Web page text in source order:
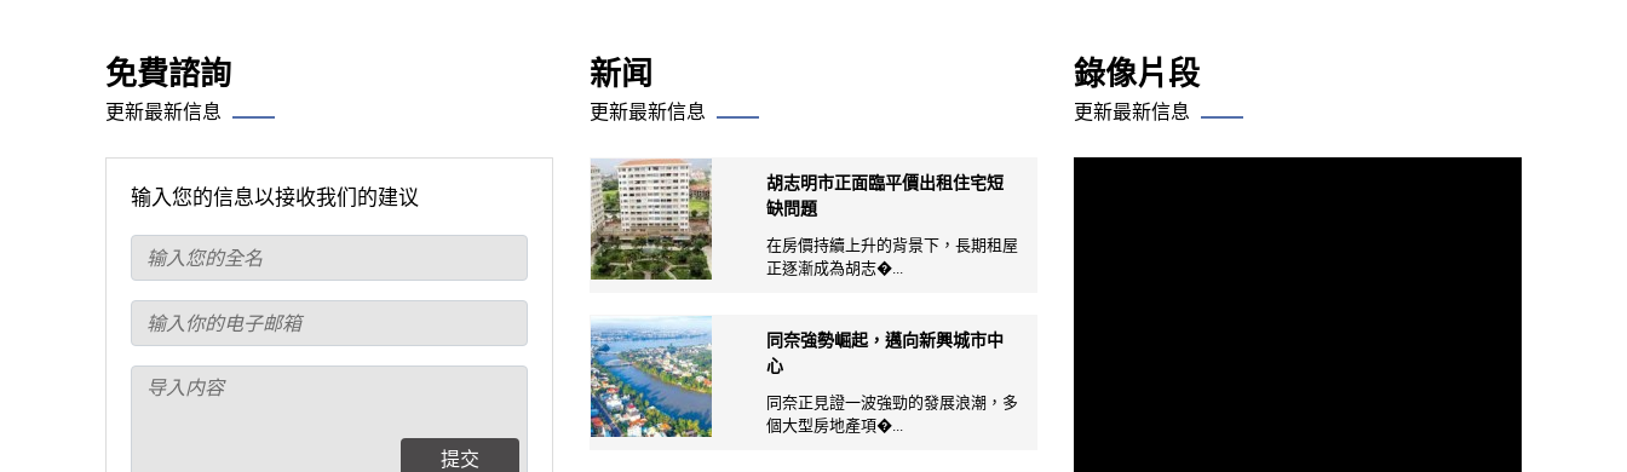
免費諮詢
更新最新信息
输入您的信息以接收我们的建议
提交
新闻
更新最新信息
胡志明市正面臨平價出租住宅短
缺問題
在房價持續上升的背景下，長期租屋
正逐漸成為胡志�...
同奈強勢崛起，邁向新興城市中
心
同奈正見證一波強勁的發展浪潮，多
個大型房地產項�...
錄像片段
更新最新信息